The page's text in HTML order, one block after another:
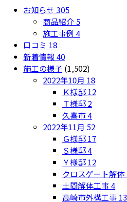
お知らせ 305
商品紹介 5
施工事例 4
口コミ 18
新着情報 40
施工の様子 (1,502)
2022年10月 18
Ｋ様邸 12
Ｔ様邸 2
久喜市4
2022年11月 52
Ｇ様邸 17
Ｓ様邸4
Ｙ様邸 12
クロスゲート解
土間解体工事4
高崎市外構工事 13